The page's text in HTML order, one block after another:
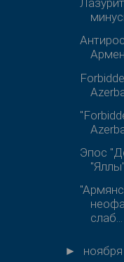
Эпос
слаб...
► ноября